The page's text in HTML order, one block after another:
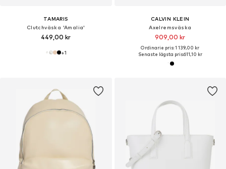
TAMARIS
Clutchväska 'Amalia'
449,00 kr
+1
CALVIN KLEIN
Axelremsväska
909,00 kr
Ordinarie pris: 1 139,00 kr
Senaste lägsta pris:611,10 kr